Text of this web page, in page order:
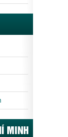
BẢN LỀ
MINH